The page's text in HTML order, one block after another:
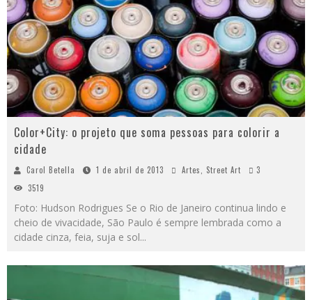
Color+City: o projeto que soma pessoas para colorir a
cidade
Carol Betella 1 de abril de 2013 Artes, Street Art
3
3519
Foto: Hudson Rodrigues Se o Rio de Janeiro continua lindo e
cheio de vivacidade, São Paulo é sempre lembrada como a
cidade cinza, feia, suja e sol...